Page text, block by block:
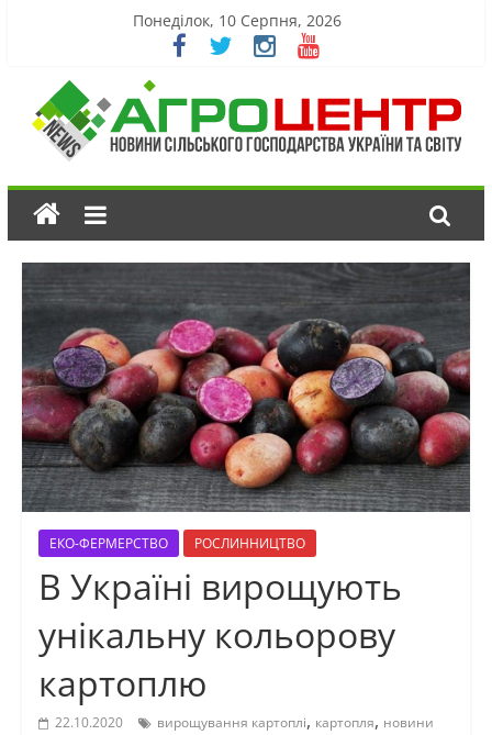
Понеділок, 10 Серпня, 2026
ЕКО-ФЕРМЕРСТВО РОСЛИННИЦТВО
В Україні вирощують
унікальну кольорову
картоплю
22.10.2020 вирощування картоплі, картопля, новини